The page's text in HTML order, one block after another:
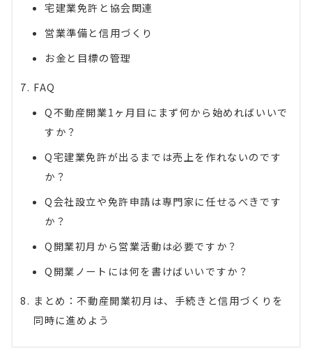
宅建業免許と協会関連
営業準備と信用づくり
お金と目標の管理
FAQ
Q不動産開業1ヶ月目にまず何から始めればいいで
すか？
Q宅建業免許が出るまでは売上を作れないのです
か？
Q会社設立や免許申請は専門家に任せるべきです
か？
Q開業初月から営業活動は必要ですか？
Q開業ノートには何を書けばいいですか？
まとめ：不動産開業初月は、手続きと信用づくりを
同時に進めよう